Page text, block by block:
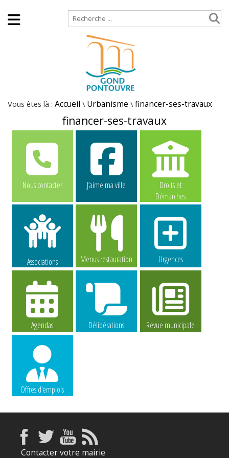
Vous êtes là : Accueil \ Urbanisme \ financer-ses-travaux
financer-ses-travaux
Nous contacter J’aime ma ville
Droits et
Démarches
Associations Menus restauration Urgences
Agendas Délibérations Revue municipale
Offres d’emplois
Contacter votre mairie